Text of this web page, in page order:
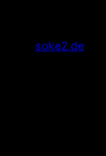
soke2.de